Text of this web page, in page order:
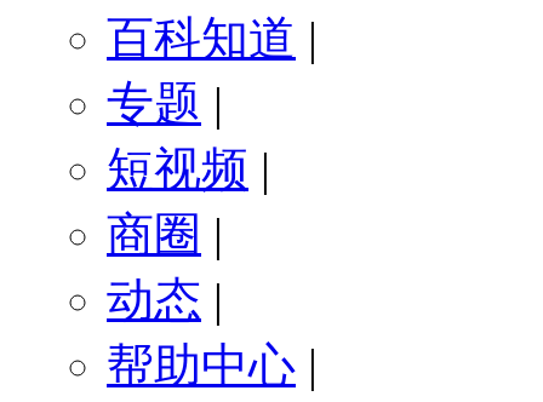
百科知道 |
专题 |
短视频 |
商圈 |
动态 |
帮助中心 |